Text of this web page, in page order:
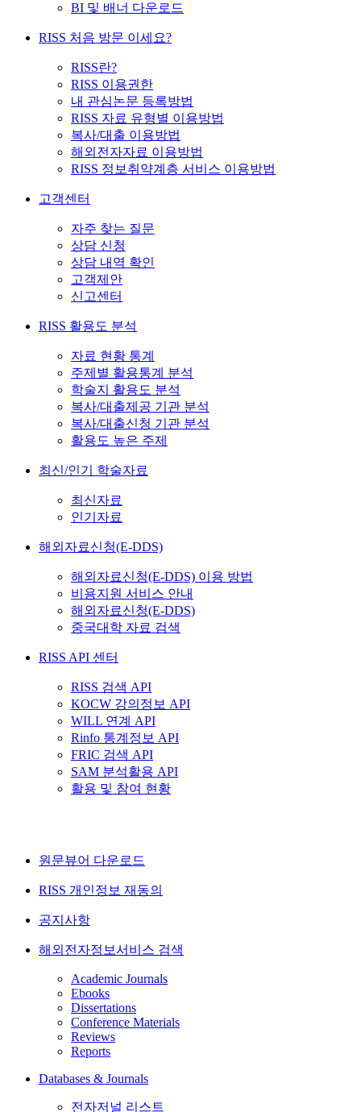
BI 및 배너 다운로드
RISS 처음 방문 이세요?
RISS란?
RISS 이용권한
내 관심논문 등록방법
RISS 자료 유형별 이용방법
복사/대출 이용방법
해외전자자료 이용방법
RISS 정보취약계층 서비스 이용방법
고객센터
자주 찾는 질문
상담 신청
상담 내역 확인
고객제안
신고센터
RISS 활용도 분석
자료 현황 통계
주제별 활용통계 분석
학술지 활용도 분석
복사/대출제공 기관 분석
복사/대출신청 기관 분석
활용도 높은 주제
최신/인기 학술자료
최신자료
인기자료
해외자료신청(E-DDS)
해외자료신청(E-DDS) 이용 방법
비용지원 서비스 안내
해외자료신청(E-DDS)
중국대학 자료 검색
RISS API 센터
RISS 검색 API
KOCW 강의정보 API
WILL 연계 API
Rinfo 통계정보 API
FRIC 검색 API
SAM 분석활용 API
활용 및 참여 현황
원문뷰어 다운로드
RISS 개인정보 재동의
공지사항
해외전자정보서비스 검색
Academic Journals
Ebooks
Dissertations
Conference Materials
Reviews
Reports
Databases & Journals
전자저널 리스트